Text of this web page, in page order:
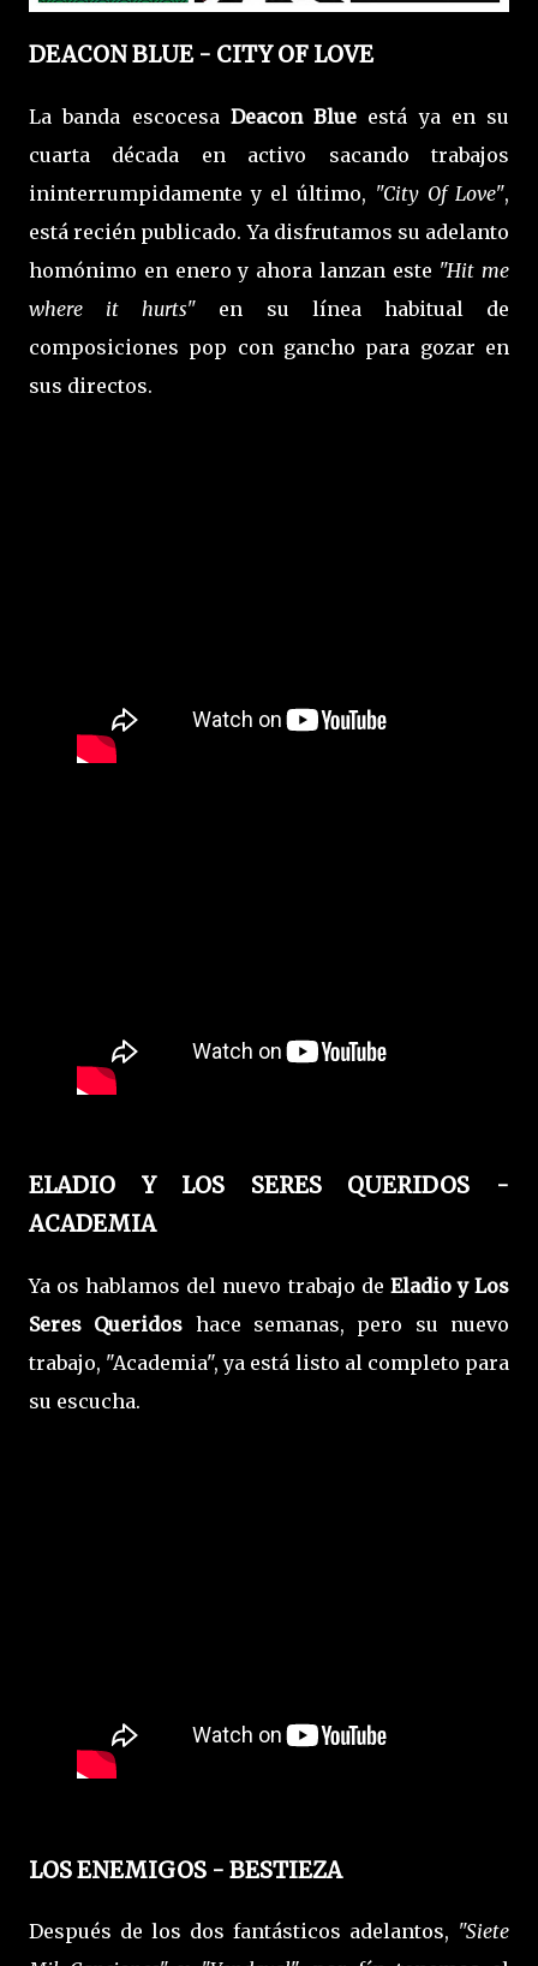
DEACON BLUE - CITY OF LOVE
La banda escocesa Deacon Blue está ya en su
cuarta década en activo sacando trabajos
ininterrumpidamente y el último, "City Of Love",
está recién publicado. Ya disfrutamos su adelanto
homónimo en enero y ahora lanzan este "Hit me
where it hurts" en su línea habitual de
composiciones pop con gancho para gozar en
sus directos.
ELADIO Y LOS SERES QUERIDOS -
ACADEMIA
Ya os hablamos del nuevo trabajo de Eladio y Los
Seres Queridos hace semanas, pero su nuevo
trabajo, "Academia", ya está listo al completo para
su escucha.
LOS ENEMIGOS - BESTIEZA
Después de los dos fantásticos adelantos, "Siete